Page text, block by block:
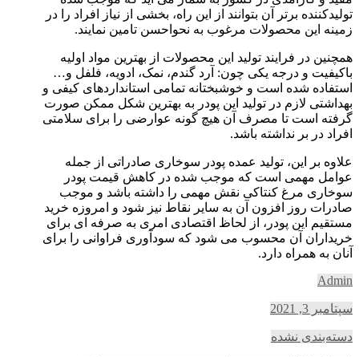
تولیدکننده برتر آن بتوانند از این راه، بخشی از نیاز افراد را در
زمینه این محصولات مرغوب به نحواحسن تامین نمایند.
همچنین در فرایند تولید این محصولات از بهترین مواد اولیه
باکیفیت و درجه یکی چون: آرد گندم، نمک، ادویه، فلفل و…
استفاده شده است و خوشبختانه تمامی استانداردهای کیفی و
بهداشتی لازم در تولید این پودر به بهترین شکل ممکن صورت
گرفته است تا مصرف آن هیچ گونه عوارضی را برای سلامتی
افراد در بر نداشته باشد.
علاوه بر این، تولید عمده پودر سوخاری صادراتی از جمله
عوامل مهمی است که موجب شده در کاهش قیمت پودر
سوخاری مرغ کنتاکی نقش مهمی را داشته باشد و موجب
صادرات روز افزون آن به سایر نقاط نیز شود و امروزه خرید
مستقیم این پودر، از لحاظ اقتصادی امری به صرفه ای برای
خریداران آن محسوب می شود که سودآوری فراوانی را برای
آنان به همراه دارد.
Admin
سپتامبر 3, 2021
دسته‌بندی نشده